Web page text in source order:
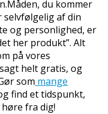
du kommer
af din
og personlighed, er
her produkt”. Alt
på vores
helt gratis, og
som mange
find et tidspunkt,
fra dig!